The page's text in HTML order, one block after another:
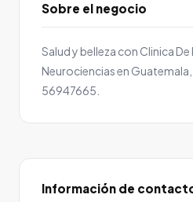
Sobre el negocio
Salud y belleza con Clinica
Neurociencias en
56947665.
Información de